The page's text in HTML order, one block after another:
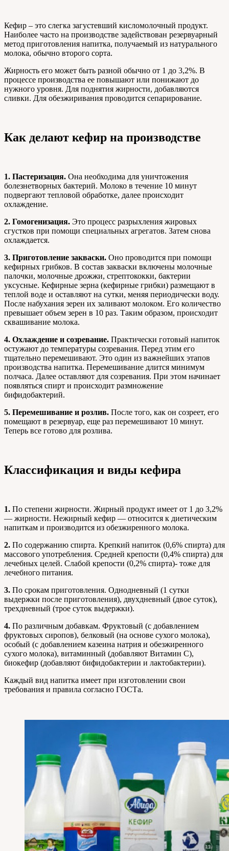
Кефир – это слегка загустевший кисломолочный продукт.
Наиболее часто на производстве задействован резервуарный
метод приготовления напитка, получаемый из натурального
молока, обычно второго сорта.
Жирность его может быть разной обычно от 1 до 3,2%. В
процессе производства ее повышают или понижают до
нужного уровня. Для поднятия жирности, добавляются
сливки. Для обезжиривания проводится сепарирование.
Как делают кефир на производстве
1. Пастеризация. Она необходима для уничтожения
болезнетворных бактерий. Молоко в течение 10 минут
подвергают тепловой обработке, далее происходит
охлаждение.
2. Гомогенизация. Это процесс разрыхления жировых
сгустков при помощи специальных агрегатов. Затем снова
охлаждается.
3. Приготовление закваски. Оно проводится при помощи
кефирных грибков. В состав закваски включены молочные
палочки, молочные дрожжи, стрептококки, бактерии
уксусные. Кефирные зерна (кефирные грибки) размещают в
теплой воде и оставляют на сутки, меняя периодически воду.
После набухания зерен их заливают молоком. Его количество
превышает объем зерен в 10 раз. Таким образом, происходит
сквашивание молока.
4. Охлаждение и созревание. Практически готовый напиток
остужают до температуры созревания. Перед этим его
тщательно перемешивают. Это один из важнейших этапов
производства напитка. Перемешивание длится минимум
полчаса. Далее оставляют для созревания. При этом начинает
появляться спирт и происходит размножение
бифидобактерий.
5. Перемешивание и розлив. После того, как он созреет, его
помещают в резервуар, еще раз перемешивают 10 минут.
Теперь все готово для розлива.
Классификация и виды кефира
1. По степени жирности. Жирный продукт имеет от 1 до 3,2%
— жирности. Нежирный кефир — относится к диетическим
напиткам и производится из обезжиренного молока.
2. По содержанию спирта. Крепкий напиток (0,6% спирта) для
массового употребления. Средней крепости (0,4% спирта) для
лечебных целей. Слабой крепости (0,2% спирта)- тоже для
лечебного питания.
3. По срокам приготовления. Однодневный (1 сутки
выдержки после приготовления), двухдневный (двое суток),
трехдневный (трое суток выдержки).
4. По различным добавкам. Фруктовый (с добавлением
фруктовых сиропов), белковый (на основе сухого молока),
особый (с добавлением казеина натрия и обезжиренного
сухого молока), витаминный (добавляют Витамин С),
биокефир (добавляют бифидобактерии и лактобактерии).
Каждый вид напитка имеет при изготовлении свои
требования и правила согласно ГОСТа.